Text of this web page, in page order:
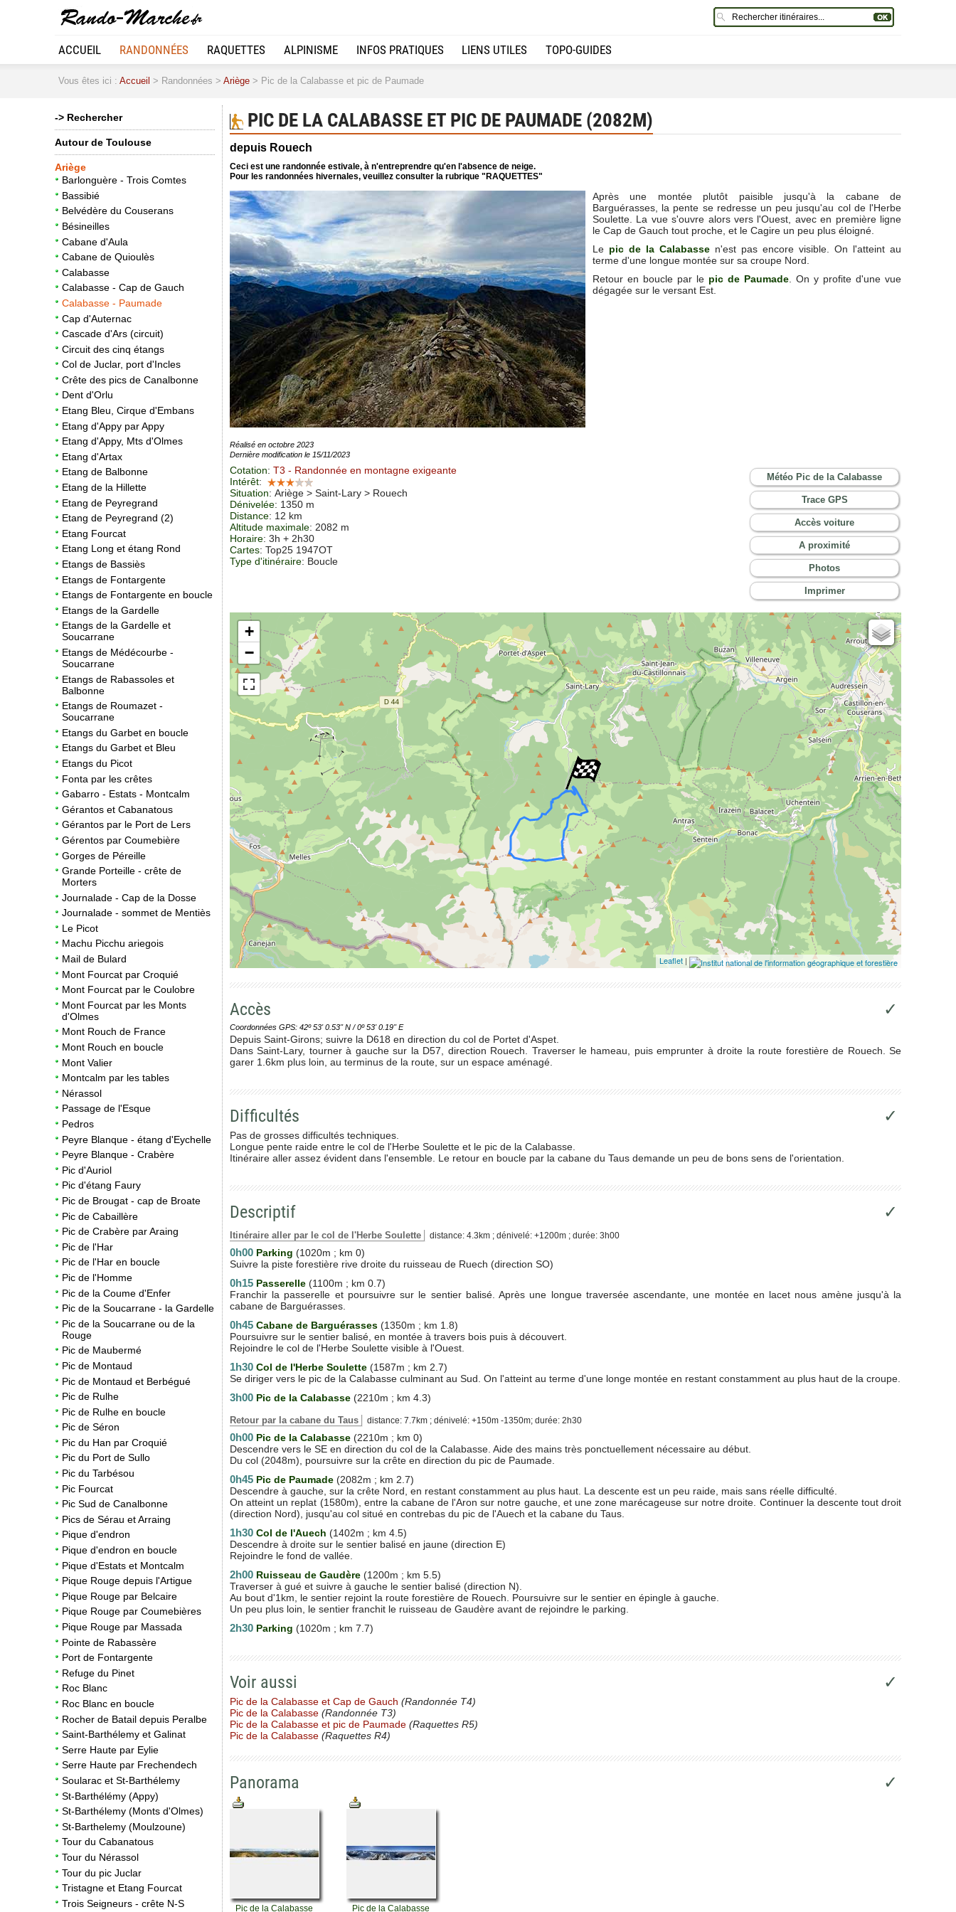
ACCUEIL RANDONNÉES RAQUETTES ALPINISME INFOS PRATIQUES LIENS UTILES TOPO-GUIDES
Vous êtes ici : Accueil > Randonnées > Ariège > Pic de la Calabasse et pic de Paumade
-> Rechercher
Autour de Toulouse
Ariège
Barlonguère - Trois Comtes
Bassibié
Belvédère du Couserans
Bésineilles
Cabane d'Aula
Cabane de Quioulès
Calabasse
Calabasse - Cap de Gauch
Calabasse - Paumade
Cap d'Auternac
Cascade d'Ars (circuit)
Circuit des cinq étangs
Col de Juclar, port d'Incles
Crête des pics de Canalbonne
Dent d'Orlu
Etang Bleu, Cirque d'Embans
Etang d'Appy par Appy
Etang d'Appy, Mts d'Olmes
Etang d'Artax
Etang de Balbonne
Etang de la Hillette
Etang de Peyregrand
Etang de Peyregrand (2)
Etang Fourcat
Etang Long et étang Rond
Etangs de Bassiès
Etangs de Fontargente
Etangs de Fontargente en boucle
Etangs de la Gardelle
Etangs de la Gardelle et
Soucarrane
Etangs de Médécourbe -
Soucarrane
Etangs de Rabassoles et
Balbonne
Etangs de Roumazet -
Soucarrane
Etangs du Garbet en boucle
Etangs du Garbet et Bleu
Etangs du Picot
Fonta par les crêtes
Gabarro - Estats - Montcalm
Gérantos et Cabanatous
Gérantos par le Port de Lers
Gérentos par Coumebière
Gorges de Péreille
Grande Porteille - crête de
Morters
Journalade - Cap de la Dosse
Journalade - sommet de Mentiès
Le Picot
Machu Picchu ariegois
Mail de Bulard
Mont Fourcat par Croquié
Mont Fourcat par le Coulobre
Mont Fourcat par les Monts
d'Olmes
Mont Rouch de France
Mont Rouch en boucle
Mont Valier
Montcalm par les tables
Nérassol
Passage de l'Esque
Pedros
Peyre Blanque - étang d'Eychelle
Peyre Blanque - Crabère
Pic d'Auriol
Pic d'étang Faury
Pic de Brougat - cap de Broate
Pic de Cabaillère
Pic de Crabère par Araing
Pic de l'Har
Pic de l'Har en boucle
Pic de l'Homme
Pic de la Coume d'Enfer
Pic de la Soucarrane - la Gardelle
Pic de la Soucarrane ou de la
Rouge
Pic de Maubermé
Pic de Montaud
Pic de Montaud et Berbégué
Pic de Rulhe
Pic de Rulhe en boucle
Pic de Séron
Pic du Han par Croquié
Pic du Port de Sullo
Pic du Tarbésou
Pic Fourcat
Pic Sud de Canalbonne
Pics de Sérau et Arraing
Pique d'endron
Pique d'endron en boucle
Pique d'Estats et Montcalm
Pique Rouge depuis l'Artigue
Pique Rouge par Belcaire
Pique Rouge par Coumebières
Pique Rouge par Massada
Pointe de Rabassère
Port de Fontargente
Refuge du Pinet
Roc Blanc
Roc Blanc en boucle
Rocher de Batail depuis Peralbe
Saint-Barthélemy et Galinat
Serre Haute par Eylie
Serre Haute par Frechendech
Soularac et St-Barthélemy
St-Barthélémy (Appy)
St-Barthélemy (Monts d'Olmes)
St-Barthelemy (Moulzoune)
Tour du Cabanatous
Tour du Nérassol
Tour du pic Juclar
Tristagne et Etang Fourcat
Trois Seigneurs - crête N-S
PIC DE LA CALABASSE ET PIC DE PAUMADE (2082M)
depuis Rouech
Ceci est une randonnée estivale, à n'entreprendre qu'en l'absence de neige.
Pour les randonnées hivernales, veuillez consulter la rubrique "RAQUETTES"
Après une montée plutôt paisible jusqu'à la cabane de
Barguérasses, la pente se redresse un peu jusqu'au col de l'Herbe
Soulette. La vue s'ouvre alors vers l'Ouest, avec en première ligne
le Cap de Gauch tout proche, et le Cagire un peu plus éloigné.
Le pic de la Calabasse n'est pas encore visible. On l'atteint au
terme d'une longue montée sur sa croupe Nord.
Retour en boucle par le pic de Paumade . On y profite d'une vue
dégagée sur le versant Est.
Réalisé en octobre 2023
Dernière modification le 15/11/2023
Cotation: T3 - Randonnée en montagne exigeante
Intérêt:
Situation: Ariège > Saint-Lary > Rouech
Dénivelée: 1350 m
Distance: 12 km
Altitude maximale: 2082 m
Horaire: 3h + 2h30
Cartes: Top25 1947OT
Type d'itinéraire: Boucle
Météo Pic de la Calabasse
Trace GPS
Accès voiture
A proximité
Photos
Imprimer
+
−
Cartes IGN
Open Topo Map
Open Street Map
ESRI Word Imagery
Photographies aériennes
Leaflet |
Accès ✓
Coordonnées GPS: 42º 53' 0.53'' N / 0º 53' 0.19'' E
Depuis Saint-Girons; suivre la D618 en direction du col de Portet d'Aspet.
Dans Saint-Lary, tourner à gauche sur la D57, direction Rouech. Traverser le hameau, puis emprunter à droite la route forestière de Rouech. Se
garer 1.6km plus loin, au terminus de la route, sur un espace aménagé.
Difficultés ✓
Pas de grosses difficultés techniques.
Longue pente raide entre le col de l'Herbe Soulette et le pic de la Calabasse.
Itinéraire aller assez évident dans l'ensemble. Le retour en boucle par la cabane du Taus demande un peu de bons sens de l'orientation.
Descriptif ✓
Itinéraire aller par le col de l'Herbe Soulette distance: 4.3km ; dénivelé: +1200m ; durée: 3h00
0h00 Parking (1020m ; km 0)
Suivre la piste forestière rive droite du ruisseau de Ruech (direction SO)
0h15 Passerelle (1100m ; km 0.7)
Franchir la passerelle et poursuivre sur le sentier balisé. Après une longue traversée ascendante, une montée en lacet nous amène jusqu'à la
cabane de Barguérasses.
0h45 Cabane de Barguérasses (1350m ; km 1.8)
Poursuivre sur le sentier balisé, en montée à travers bois puis à découvert.
Rejoindre le col de l'Herbe Soulette visible à l'Ouest.
1h30 Col de l'Herbe Soulette (1587m ; km 2.7)
Se diriger vers le pic de la Calabasse culminant au Sud. On l'atteint au terme d'une longe montée en restant constamment au plus haut de la croupe.
3h00 Pic de la Calabasse (2210m ; km 4.3)
Retour par la cabane du Taus distance: 7.7km ; dénivelé: +150m -1350m; durée: 2h30
0h00 Pic de la Calabasse (2210m ; km 0)
Descendre vers le SE en direction du col de la Calabasse. Aide des mains très ponctuellement nécessaire au début.
Du col (2048m), poursuivre sur la crête en direction du pic de Paumade.
0h45 Pic de Paumade (2082m ; km 2.7)
Descendre à gauche, sur la crête Nord, en restant constamment au plus haut. La descente est un peu raide, mais sans réelle difficulté.
On atteint un replat (1580m), entre la cabane de l'Aron sur notre gauche, et une zone marécageuse sur notre droite. Continuer la descente tout droit
(direction Nord), jusqu'au col situé en contrebas du pic de l'Auech et la cabane du Taus.
1h30 Col de l'Auech (1402m ; km 4.5)
Descendre à droite sur le sentier balisé en jaune (direction E)
Rejoindre le fond de vallée.
2h00 Ruisseau de Gaudère (1200m ; km 5.5)
Traverser à gué et suivre à gauche le sentier balisé (direction N).
Au bout d'1km, le sentier rejoint la route forestière de Rouech. Poursuivre sur le sentier en épingle à gauche.
Un peu plus loin, le sentier franchit le ruisseau de Gaudère avant de rejoindre le parking.
2h30 Parking (1020m ; km 7.7)
Voir aussi ✓
Pic de la Calabasse et Cap de Gauch (Randonnée T4)
Pic de la Calabasse (Randonnée T3)
Pic de la Calabasse et pic de Paumade (Raquettes R5)
Pic de la Calabasse (Raquettes R4)
Panorama ✓
Pic de la Calabasse Pic de la Calabasse